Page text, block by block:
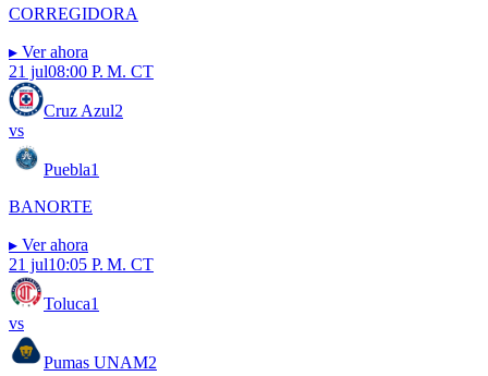
CORREGIDORA
▸ Ver ahora
21 jul08:00 P. M. CT
Cruz Azul2
vs
Puebla1
BANORTE
▸ Ver ahora
21 jul10:05 P. M. CT
Toluca1
vs
Pumas UNAM2